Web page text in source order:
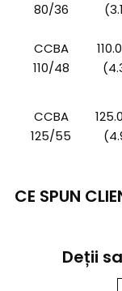
80/36
CCBA
110/48
CCBA
125/55
CE SPUN
Deții